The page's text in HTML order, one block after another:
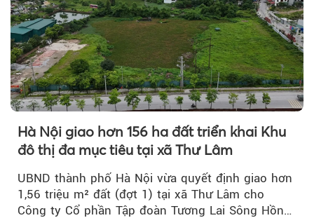
Hà Nội giao hơn 156 ha đất triển khai Khu
đô thị đa mục tiêu tại xã Thư Lâm
UBND thành phố Hà Nội vừa quyết định giao hơn
1,56 triệu m² đất (đợt 1) tại xã Thư Lâm cho
Công ty Cổ phần Tập đoàn Tương Lai Sông Hồng